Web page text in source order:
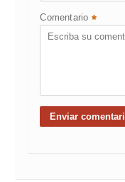
Comentario *